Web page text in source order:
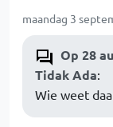
maandag 3
Op 28
Tidak Ada:
Wie weet